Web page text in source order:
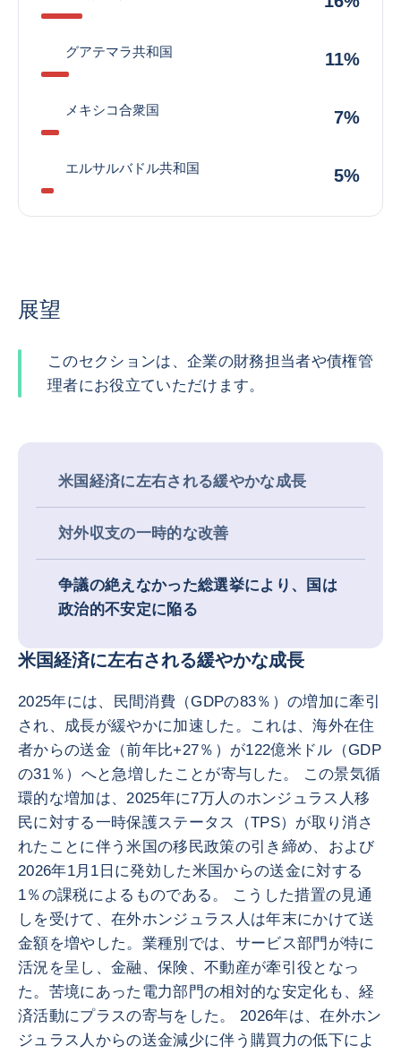
グアテマラ共和国 11%
メキシコ合衆国 7%
エルサルバドル共和国 5%
展望
このセクションは、企業の財務担当者や債権管
理者にお役立ていただけます。
米国経済に左右される緩やかな成長
対外収支の一時的な改善
争議の絶えなかった総選挙により、国は
政治的不安定に陥る
米国経済に左右される緩やかな成長
2025年には、民間消費（GDPの83％）の増加に牽引
され、成長が緩やかに加速した。これは、海外在住
者からの送金（前年比+27％）が122億米ドル（GDP
の31％）へと急増したことが寄与した。 この景気循
環的な増加は、2025年に7万人のホンジュラス人移
民に対する一時保護ステータス（TPS）が取り消さ
れたことに伴う米国の移民政策の引き締め、および
2026年1月1日に発効した米国からの送金に対する
1％の課税によるものである。 こうした措置の見通
しを受けて、在外ホンジュラス人は年末にかけて送
金額を増やした。業種別では、サービス部門が特に
活況を呈し、金融、保険、不動産が牽引役となっ
た。苦境にあった電力部門の相対的な安定化も、経
済活動にプラスの寄与をした。 2026年は、在外ホン
ジュラス人からの送金減少に伴う購買力の低下によ